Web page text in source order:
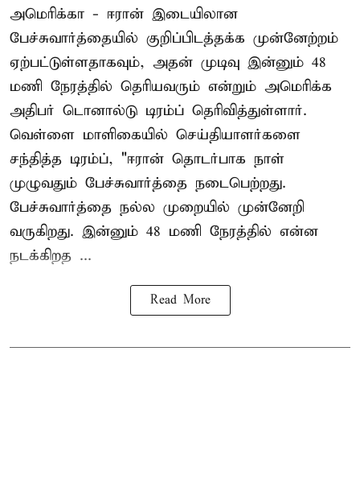
அமெரிக்கா - ஈரான் இடையிலான
பேச்சுவார்த்தையில் குறிப்பிடத்தக்க முன்னேற்றம்
ஏற்பட்டுள்ளதாகவும், அதன் முடிவு இன்னும் 48
மணி நேரத்தில் தெரியவரும் என்றும் அமெரிக்க
அதிபர் டொனால்டு டிரம்ப் தெரிவித்துள்ளார்.
வெள்ளை மாளிகையில் செய்தியாளர்களை
சந்தித்த டிரம்ப், "ஈரான் தொடர்பாக நாள்
முழுவதும் பேச்சுவார்த்தை நடைபெற்றது.
பேச்சுவார்த்தை நல்ல முறையில் முன்னேறி
வருகிறது. இன்னும் 48 மணி நேரத்தில் என்ன
நடக்கிறத ...
Read More